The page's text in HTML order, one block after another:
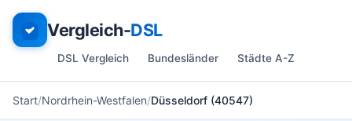
Vergleich-DSL
DSL Vergleich Bundesländer Städte A-Z
Start Nordrhein-Westfalen Düsseldorf (40547)